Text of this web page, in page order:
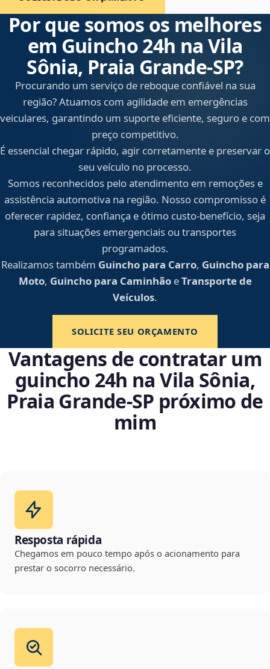
Por que somos os melhores
em Guincho 24h na Vila
Sônia, Praia Grande‑SP?
Procurando um serviço de reboque confiável na sua
região? Atuamos com agilidade em emergências
veiculares, garantindo um suporte eficiente, seguro e com
preço competitivo.
É essencial chegar rápido, agir corretamente e preservar o
seu veículo no processo.
Somos reconhecidos pelo atendimento em remoções e
assistência automotiva na região. Nosso compromisso é
oferecer rapidez, confiança e ótimo custo-benefício, seja
para situações emergenciais ou transportes
programados.
Realizamos também Guincho para Carro, Guincho para
Moto, Guincho para CaminhãoeTransporte de
Veículos.
SOLICITE SEU ORÇAMENTO
Vantagens de contratar um
guincho 24h na Vila Sônia,
Praia Grande‑SP próximo de
mim
Resposta rápida
Chegamos em pouco tempo após o acionamento para
prestar o socorro necessário.